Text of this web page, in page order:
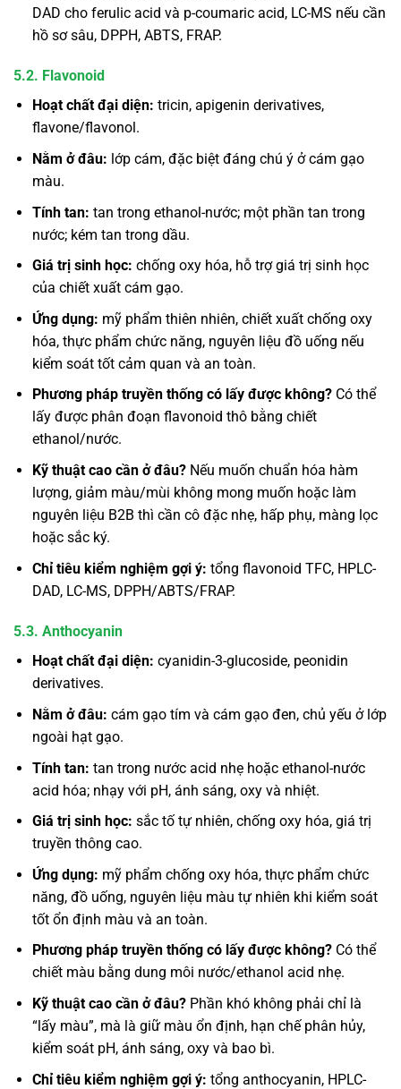
DAD cho ferulic acid và p-coumaric acid, LC-MS nếu cần
hồ sơ sâu, DPPH, ABTS, FRAP.
5.2. Flavonoid
Hoạt chất đại diện: tricin, apigenin derivatives,
flavone/flavonol.
Nằm ở đâu: lớp cám, đặc biệt đáng chú ý ở cám gạo
màu.
Tính tan: tan trong ethanol-nước; một phần tan trong
nước; kém tan trong dầu.
Giá trị sinh học: chống oxy hóa, hỗ trợ giá trị sinh học
của chiết xuất cám gạo.
Ứng dụng: mỹ phẩm thiên nhiên, chiết xuất chống oxy
hóa, thực phẩm chức năng, nguyên liệu đồ uống nếu
kiểm soát tốt cảm quan và an toàn.
Phương pháp truyền thống có lấy được không?Có thể
lấy được phân đoạn flavonoid thô bằng chiết
ethanol/nước.
Kỹ thuật cao cần ở đâu?Nếu muốn chuẩn hóa hàm
lượng, giảm màu/mùi không mong muốn hoặc làm
nguyên liệu B2B thì cần cô đặc nhẹ, hấp phụ, màng lọc
hoặc sắc ký.
Chỉ tiêu kiểm nghiệm gợi ý: tổng flavonoid TFC, HPLC-
DAD, LC-MS, DPPH/ABTS/FRAP.
5.3. Anthocyanin
Hoạt chất đại diện: cyanidin-3-glucoside, peonidin
derivatives.
Nằm ở đâu: cám gạo tím và cám gạo đen, chủ yếu ở lớp
ngoài hạt gạo.
Tính tan: tan trong nước acid nhẹ hoặc ethanol-nước
acid hóa; nhạy với pH, ánh sáng, oxy và nhiệt.
Giá trị sinh học: sắc tố tự nhiên, chống oxy hóa, giá trị
truyền thông cao.
Ứng dụng: mỹ phẩm chống oxy hóa, thực phẩm chức
năng, đồ uống, nguyên liệu màu tự nhiên khi kiểm soát
tốt ổn định màu và an toàn.
Phương pháp truyền thống có lấy được không?Có thể
chiết màu bằng dung môi nước/ethanol acid nhẹ.
Kỹ thuật cao cần ở đâu?Phần khó không phải chỉ là
“lấy màu”, mà là giữ màu ổn định, hạn chế phân hủy,
kiểm soát pH, ánh sáng, oxy và bao bì.
Chỉ tiêu kiểm nghiệm gợi ý: tổng anthocyanin, HPLC-